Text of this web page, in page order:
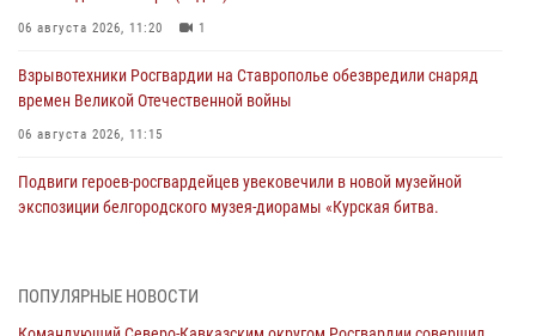
06 августа 2026, 11:20 1
Взрывотехники Росгвардии на Ставрополье обезвредили снаряд
времен Великой Отечественной войны
06 августа 2026, 11:15
Подвиги героев‑росгвардейцев увековечили в новой музейной
экспозиции белгородского музея‑диорамы «Курская битва.
ПОПУЛЯРНЫЕ НОВОСТИ